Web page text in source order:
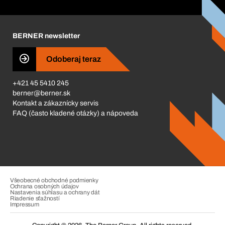
Business Conduct
BERNER newsletter
Odoberaj teraz
+421 45 5410 245
berner@berner.sk
Kontakt a zákaznícky servis
FAQ (často kladené otázky) a nápoveda
Všeobecné obchodné podmienky
Ochrana osobných údajov
Nastavenia súhlasu a ochrany dát
Riadenie sťažností
Impressum